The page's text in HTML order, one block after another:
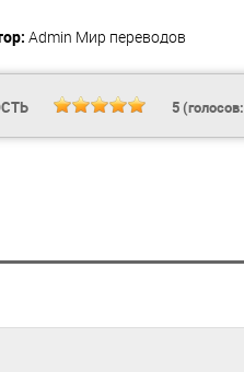
Admin Мир переводов
5(голосов: